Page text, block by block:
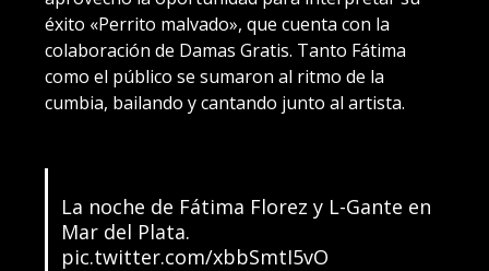
éxito «Perrito malvado», que cuenta con la
colaboración de Damas Gratis. Tanto Fátima
como el público se sumaron al ritmo de la
cumbia, bailando y cantando junto al artista.
La noche de Fátima Florez y L-Gante en
Mar del Plata.
pic.twitter.com/xbbSmtI5vO